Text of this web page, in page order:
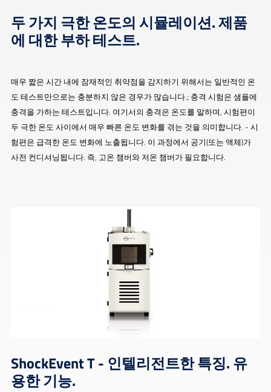
두 가지 극한 온도의 시뮬레이션. 제품
에 대한 부하 테스트.
매우 짧은 시간 내에 잠재적인 취약점을 감지하기 위해서는 일반적인 온
도 테스트만으로는 충분하지 않은 경우가 많습니다.; 충격 시험은 샘플에
충격을 가하는 테스트입니다. 여기서의 충격은 온도를 말하며, 시험편이
두 극한 온도 사이에서 매우 빠른 온도 변화를 겪는 것을 의미합니다. - 시
험편은 급격한 온도 변화에 노출됩니다. 이 과정에서 공기(또는 액체)가
사전 컨디셔닝됩니다. 즉, 고온 챔버와 저온 챔버가 필요합니다.
ShockEvent T - 인텔리전트한 특징. 유
용한 기능.